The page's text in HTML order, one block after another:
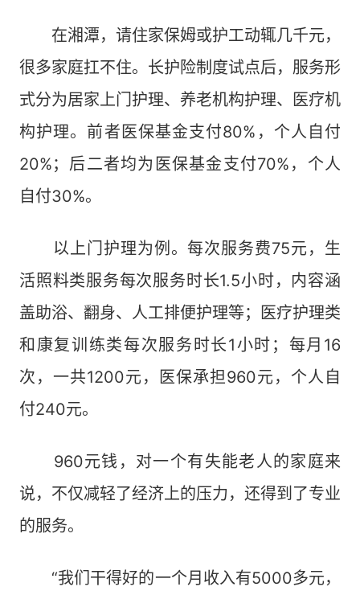
在湘潭，请住家保姆或护工动辄几千元，
很多家庭扛不住。长护险制度试点后，服务形
式分为居家上门护理、养老机构护理、医疗机
构护理。前者医保基金支付80%，个人自付
20%；后二者均为医保基金支付70%，个人
自付30%。
以上门护理为例。每次服务费75元，生
活照料类服务每次服务时长1.5小时，内容涵
盖助浴、翻身、人工排便护理等；医疗护理类
和康复训练类每次服务时长1小时；每月16
次，一共1200元，医保承担960元，个人自
付240元。
960元钱，对一个有失能老人的家庭来
说，不仅减轻了经济上的压力，还得到了专业
的服务。
“我们干得好的一个月收入有5000多元，